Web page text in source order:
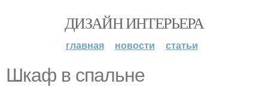
ДИЗАЙН ИНТЕРЬЕРА
главная новости статьи
Шкаф в спальне